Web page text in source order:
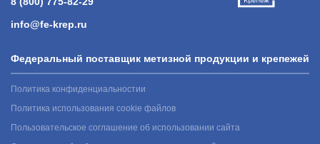
info@fe-krep.ru
Федеральный поставщик метизной продукции и крепежей
Политика конфиденциальностии
Политика использования cookie файлов
Пользовательское соглашение об использовании сайта